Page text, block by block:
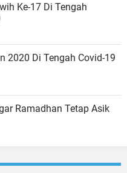
Ke-17 Di Tengah
2020 Di Tengah Covid-19
Ramadhan Tetap Asik